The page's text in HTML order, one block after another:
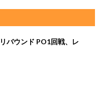
バウンド PO1回戦、レ